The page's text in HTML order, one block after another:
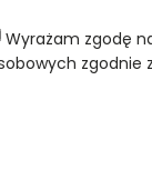
Wyrażam zgodę
zgodnie z